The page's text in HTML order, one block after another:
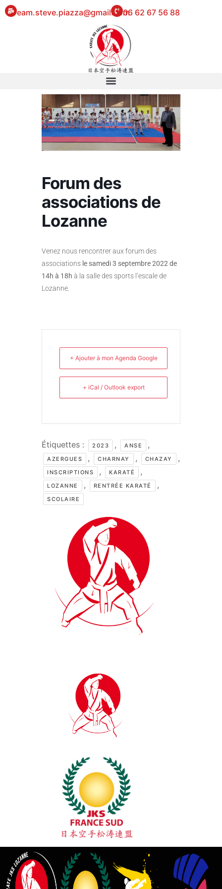
eam.steve.piazza@gmail.com06 62 67 56 88
Forum des
associations de
Lozanne
Venez nous rencontrer aux forum des
associations le samedi 3 septembre 2022 de
14h à 18h à la salle des sports l’escale de
Lozanne.
+ Ajouter à mon Agenda Google
+ iCal / Outlook export
Étiquettes : 2023 , ANSE ,
AZERGUES , CHARNAY , CHAZAY ,
INSCRIPTIONS , KARATÉ ,
LOZANNE , RENTRÉE KARATÉ ,
SCOLAIRE